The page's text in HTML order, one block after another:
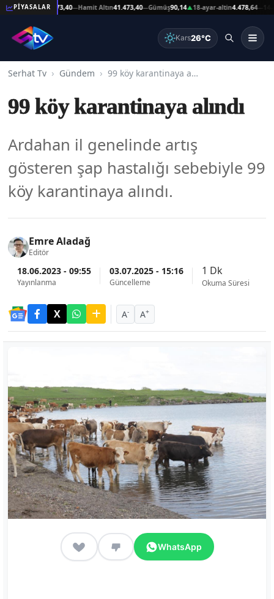
PİYASALAR
Altın41.473,40—Hamit Altın41.473,40—Gümüş90,14▲18-ayar-altin4.478,64—14-
Kars26°C
Serhat Tv Gündem 99 köy karantinaya alındı
99 köy karantinaya alındı
Ardahan il genelinde artış
gösteren şap hastalığı sebebiyle 99
köy karantinaya alındı.
Emre Aladağ
Editör
18.06.2023 - 09:55
Yayınlanma
03.07.2025 - 15:16
Güncelleme
1 Dk
Okuma Süresi
A- A+
WhatsApp